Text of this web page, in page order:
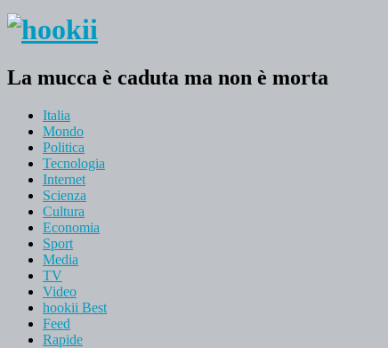
La mucca è caduta ma non è morta
Italia
Mondo
Politica
Tecnologia
Internet
Scienza
Cultura
Economia
Sport
Media
TV
Video
hookii Best
Feed
Rapide